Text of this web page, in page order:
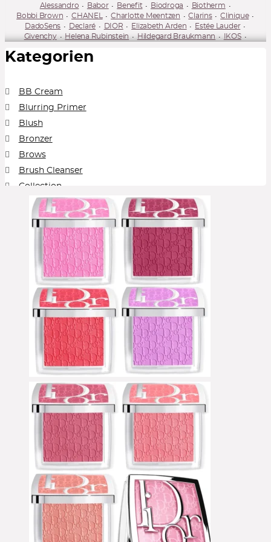
Alessandro Babor Benefit Biodroga
Biotherm
Bobbi Brown
CHANEL Charlotte Meentzen Clarins
Clinique
DadoSens
Declaré DIOR Elizabeth Arden
Estée Lauder
Givenchy
Helena Rubinstein Hildegard Braukmann
IKOS
M. Asam
MAC Cosmetics
Shiseido
Kategorien
BB Cream
Blurring Primer
Blush
Bronzer
Brows
Brush Cleanser
Collection
Concealer
Cream Blush
Cream Foundation
Cream Shadow
Eye Pencil
Eyeliner
Eyeshadow
Eyeshadow Base
Face Primer
Foundation
Foundation Brushes
Glow Primer
Highlighter
Leerpaletten
Lip Liner
Lipgloss
Liquid Foundation
Liquid Lipstick
Mascara
Moisturizer
Powder